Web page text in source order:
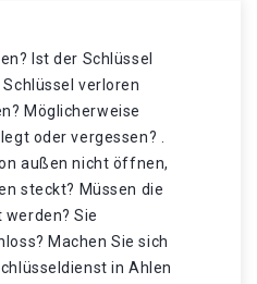
Ist der Schlüssel
verloren
Möglicherweise
oder vergessen? .
außen nicht öffnen,
steckt? Müssen die
Sie
Machen Sie sich
in Ahlen